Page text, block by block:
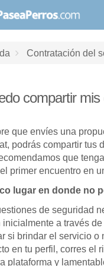
Contratación del
compartir
que envíes una
podrás compartir tus
que
primer encuentro en
lugar en donde no
de seguridad
inicialmente a través
si brindar el servicio o
en tu perfil, corres el
plataforma y